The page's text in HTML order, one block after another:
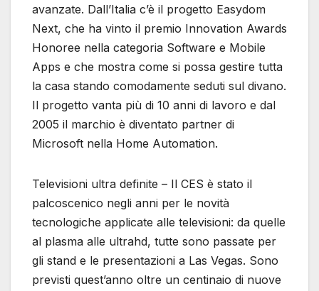
avanzate. Dall’Italia c’è il progetto Easydom
Next, che ha vinto il premio Innovation Awards
Honoree nella categoria Software e Mobile
Apps e che mostra come si possa gestire tutta
la casa stando comodamente seduti sul divano.
Il progetto vanta più di 10 anni di lavoro e dal
2005 il marchio è diventato partner di
Microsoft nella Home Automation.
Televisioni ultra definite – Il CES è stato il
palcoscenico negli anni per le novità
tecnologiche applicate alle televisioni: da quelle
al plasma alle ultrahd, tutte sono passate per
gli stand e le presentazioni a Las Vegas. Sono
previsti quest’anno oltre un centinaio di nuove